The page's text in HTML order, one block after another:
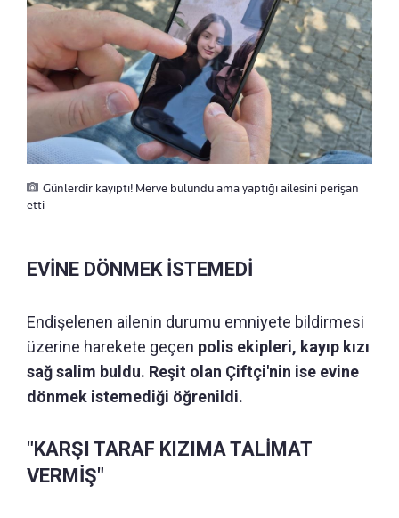
Günlerdir kayıptı! Merve bulundu ama yaptığı ailesini perişan
etti
EVİNE DÖNMEK İSTEMEDİ
Endişelenen ailenin durumu emniyete bildirmesi
üzerine harekete geçen polis ekipleri, kayıp kızı
sağ salim buldu. Reşit olan Çiftçi'nin ise evine
dönmek istemediği öğrenildi.
"KARŞI TARAF KIZIMA TALİMAT
VERMİŞ"